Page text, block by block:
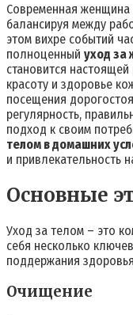
Современная женщина
балансируя между
этом вихре событий
полноценный уход за
становится
красоту и здоровье
посещения
регулярность,
подход к своим
телом в домашних
и привлекательность
Основные
Уход за телом – это
себя несколько
поддержания
Очищение